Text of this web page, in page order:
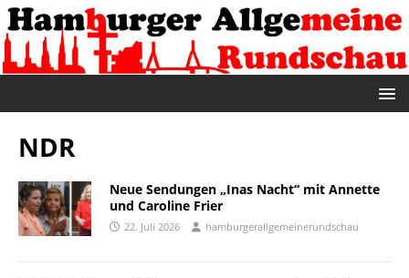
NDR
Neue Sendungen „Inas Nacht“ mit Annette
und Caroline Frier
22. Juli 2026 hamburgerallgemeinerundschau